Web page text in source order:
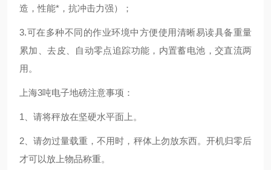
造，性能*，抗冲击力强）；
3.可在多种不同的作业环境中方便使用清晰易读具备重量
累加、去皮、自动零点追踪功能，内置蓄电池，交直流两
用。
上海3吨电子地磅注意事项：
1、请将秤放在坚硬水平面上。
2、请勿过量载重，不用时，秤体上勿放东西。开机归零后
才可以放上物品称重。